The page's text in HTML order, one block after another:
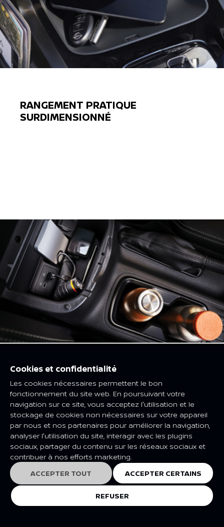
EXPLORER
RANGEMENT PRATIQUE
SURDIMENSIONNÉ
PORTE-GOBELET ET RANGEMENT
POUR TÉLÉPHONE PORTABLE
PreviousNext
EXPLORER
Cookies et confidentialité
Les cookies nécessaires permettent le bon
fonctionnement du site web. En poursuivant votre
navigation sur ce site, vous acceptez l'utilisation et le
stockage de cookies non nécessaires sur votre appareil
par nous et nos partenaires pour améliorer la navigation,
analyser l'utilisation du site, interagir avec les plugins
sociaux, partager du contenu sur les réseaux sociaux et
contribuer à nos efforts marketing.
ACCEPTER TOUT
ACCEPTER CERTAINS
REFUSER